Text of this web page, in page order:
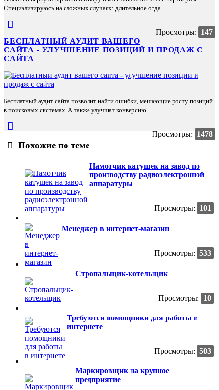
Специализируюсь на сложных случаях: длительное отда...
Просмотры:
147
БЕСПЛАТНЫЙ АУДИТ ВАШЕГО
САЙТА - УЛУЧШЕНИЕ ПОЗИЦИЙ И ПРОДАЖ С
САЙТА
Бесплатный аудит сайта позволит найти ошибки, мешающие росту позиций
в поисковых системах. А также улучшат конверсию ...
Просмотры: 1478
Похожие по теме
Намотчик катушек на завод по
производству радиоэлектронной
аппаратуры
Просмотры: 101
Менеджер в интернет-магазин
Просмотры: 533
Стропальщик-котельщик
Просмотры: 10
Требуются помощники для работы в
интернете
Просмотры: 503
Маркировщик на крупное
предприятие